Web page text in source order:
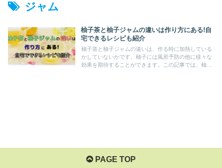
ジャム
柚子茶と柚子ジャムの違いは作り方にある!自
宅できるレシピも紹介
柚子茶と柚子ジャムの違いは、作る時に加熱している
かしていないかです。柚子には風邪予防の他に様々な
効果を期待することができます。この記事では、柚子
PAGE TOP